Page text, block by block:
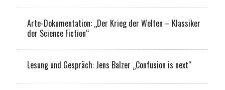
Arte-Dokumentation: „Der Krieg der Welten – Klassiker
der Science Fiction“
Lesung und Gespräch: Jens Balzer „Confusion is next“